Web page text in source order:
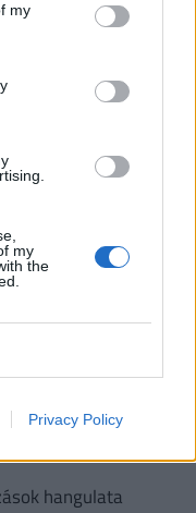
my
my
the
Privacy Policy
nemcsak a
állíthatja.
magyar
amire
hangulata